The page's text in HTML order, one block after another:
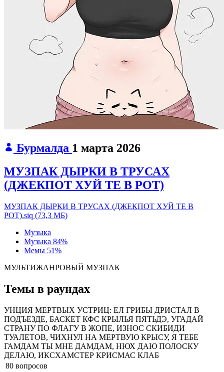
Бурмалда 1 марта 2026
МУЗПАК ДЫРКИ В ТРУСАХ
(ДЖЕКПОТ ХУЙ ТЕ В РОТ)
МУЗПАК ДЫРКИ В ТРУСАХ (ДЖЕКПОТ ХУЙ ТЕ В
РОТ).siq (73,3 МБ)
Музыка
Музыка 84%
Мемы 51%
МУЛЬТИЖАНРОВЫЙ МУЗПАК
Темы в раундах
УНЦИЯ МЕРТВЫХ УСТРИЦ: ЕЛ ГРИБЫ ДРИСТАЛ В
ПОДЪЕЗДЕ, БАСКЕТ КФС КРЫЛЬЯ ПЯТЬДЭ, УГАДАЙ
СТРАНУ ПО ФЛАГУ В ЖОПЕ, ИЗНОС СКИБИДИ
ТУАЛЕТОВ, ЧИХНУЛ НА МЕРТВУЮ КРЫСУ, Я ТЕБЕ
ГАМДАМ ТЫ МНЕ ДАМДАМ, НЮХ ДАЮ ПОЛОСКУ
ДЕЛАЮ, ИКСХАМСТЕР КРИСМАС КЛАБ
80 вопросов